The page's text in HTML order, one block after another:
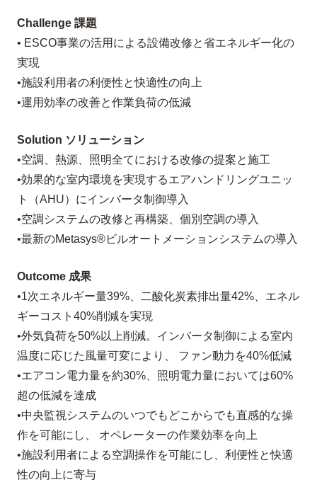
Challenge 課題
• ESCO事業の活用による設備改修と省エネルギー化の
実現
•施設利用者の利便性と快適性の向上
•運用効率の改善と作業負荷の低減
Solution ソリューション
•空調、熱源、照明全てにおける改修の提案と施工
•効果的な室内環境を実現するエアハンドリングユニッ
ト（AHU）にインバータ制御導入
•空調システムの改修と再構築、個別空調の導入
•最新のMetasys®ビルオートメーションシステムの導入
Outcome 成果
•1次エネルギー量39%、二酸化炭素排出量42%、エネル
ギーコスト40%削減を実現
•外気負荷を50%以上削減。インバータ制御による室内
温度に応じた風量可変により、 ファン動力を40%低減
•エアコン電力量を約30%、照明電力量においては60%
超の低減を達成
•中央監視システムのいつでもどこからでも直感的な操
作を可能にし、 オペレーターの作業効率を向上
•施設利用者による空調操作を可能にし、利便性と快適
性の向上に寄与